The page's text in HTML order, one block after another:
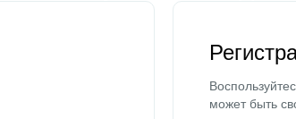
может быть